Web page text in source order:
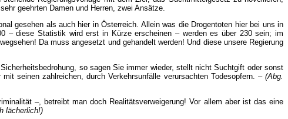
geehrten Damen und Herren, zwei Ansätze.
gesehen als auch hier in Österreich. Allein was die Drogentoten hier bei uns in
– diese Statistik wird erst in Kürze erscheinen – werden es über 230 sein; im
Da muss angesetzt und gehandelt werden! Und diese unsere Regierung
so sagen Sie immer wieder, stellt nicht Suchtgift oder sonst
seinen zahlreichen, durch Verkehrsunfälle verursachten Todesopfern. – (Abg.
–, betreibt man doch Realitätsverweigerung! Vor allem aber ist das eine
lächerlich!)